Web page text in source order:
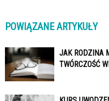
POWIĄZANE ARTYKUŁY
JAK RODZINA
TWÓRCZOŚĆ